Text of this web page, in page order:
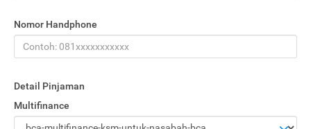
Nomor Handphone
Detail Pinjaman
Multifinance